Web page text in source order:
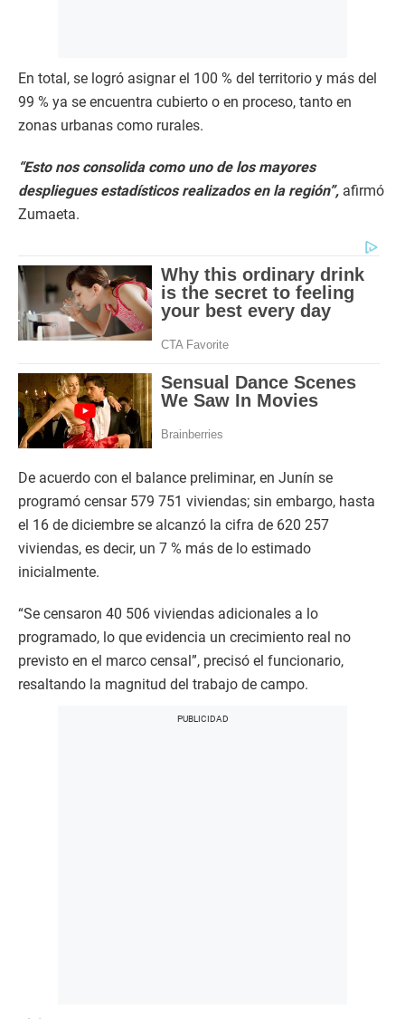
En total, se logró asignar el 100 % del territorio y más del
99 % ya se encuentra cubierto o en proceso, tanto en
zonas urbanas como rurales.
“Esto nos consolida como uno de los mayores
despliegues estadísticos realizados en la región”, afirmó
Zumaeta.
De acuerdo con el balance preliminar, en Junín se
programó censar 579 751 viviendas; sin embargo, hasta
el 16 de diciembre se alcanzó la cifra de 620 257
viviendas, es decir, un 7 % más de lo estimado
inicialmente.
“Se censaron 40 506 viviendas adicionales a lo
programado, lo que evidencia un crecimiento real no
previsto en el marco censal”, precisó el funcionario,
resaltando la magnitud del trabajo de campo.